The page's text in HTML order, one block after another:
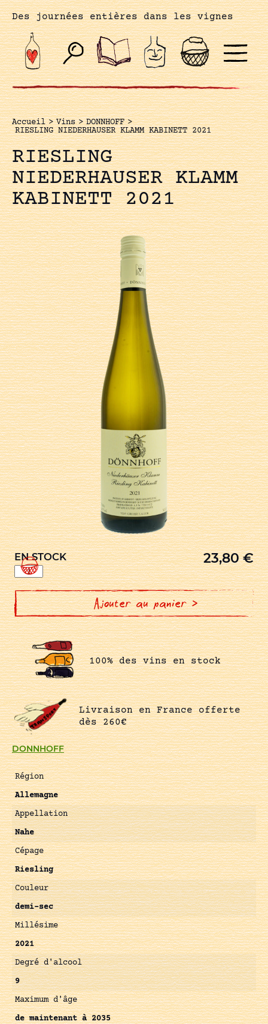
Des journées entières dans les vignes
Accueil > Vins > DONNHOFF >
RIESLING NIEDERHAUSER KLAMM KABINETT 2021
RIESLING
NIEDERHAUSER KLAMM
KABINETT 2021
DONNHOFF
Région
Allemagne
Appellation
Nahe
Cépage
Riesling
Couleur
demi-sec
Millésime
2021
Degré d'alcool
9
Maximum d'âge
de maintenant à 2035
EN STOCK 23,80€
quantité
de
RIESLING
NIEDERHAUSER
KLAMM
KABINETT
Ajouter au panier >
100% des vins en stock
Livraison en France offerte
dès 260€